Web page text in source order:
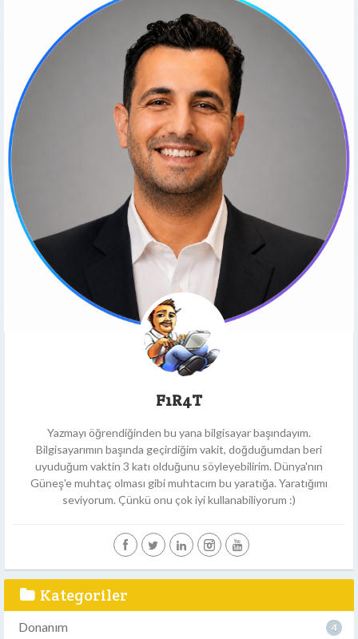
F1R4T
Yazmayı öğrendiğinden bu yana bilgisayar başındayım.
Bilgisayarımın başında geçirdiğim vakit, doğduğumdan beri
uyuduğum vaktin 3 katı olduğunu söyleyebilirim. Dünya'nın
Güneş'e muhtaç olması gibi muhtacım bu yaratığa. Yaratığımı
seviyorum. Çünkü onu çok iyi kullanabiliyorum :)
Kategoriler
Donanım 4